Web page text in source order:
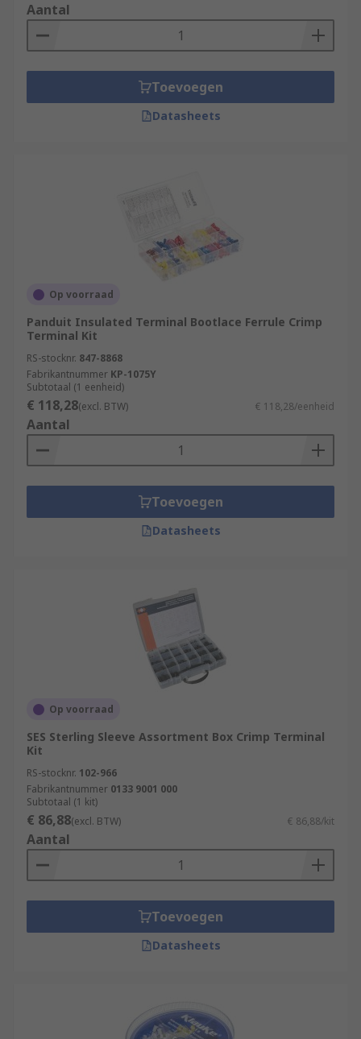
Aantal
Toevoegen
Datasheets
Op voorraad
Panduit Insulated Terminal Bootlace Ferrule Crimp
Terminal Kit
RS-stocknr. 847-8868
Fabrikantnummer KP-1075Y
Subtotaal (1 eenheid)
€ 118,28(excl. BTW) € 118,28/eenheid
Aantal
Toevoegen
Datasheets
Op voorraad
SES Sterling Sleeve Assortment Box Crimp Terminal
Kit
RS-stocknr. 102-966
Fabrikantnummer 0133 9001 000
Subtotaal (1 kit)
€ 86,88(excl. BTW) € 86,88/kit
Aantal
Toevoegen
Datasheets